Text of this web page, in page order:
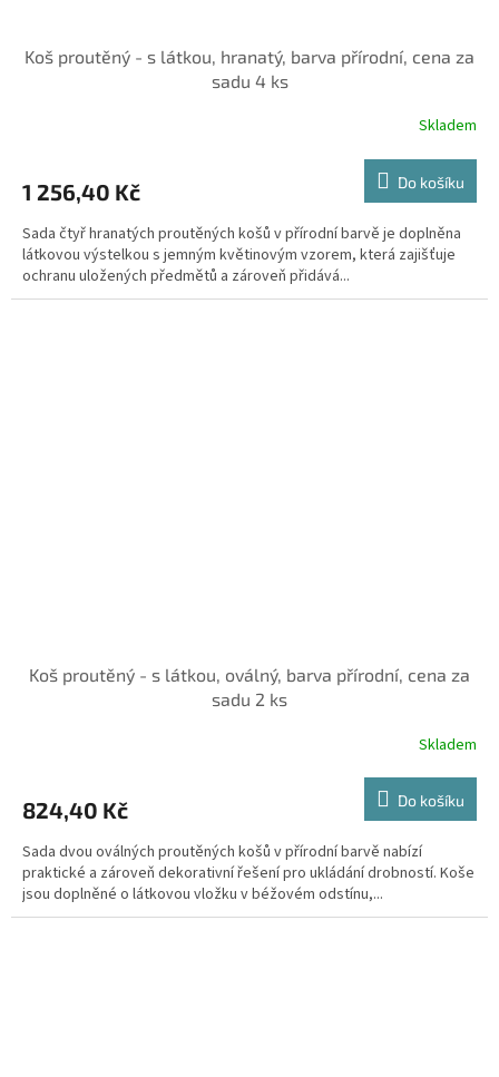
Koš proutěný - s látkou, hranatý, barva přírodní, cena za
sadu 4 ks
Skladem
1 256,40 Kč Do košíku
Sada čtyř hranatých proutěných košů v přírodní barvě je doplněna
látkovou výstelkou s jemným květinovým vzorem, která zajišťuje
ochranu uložených předmětů a zároveň přidává...
Koš proutěný - s látkou, oválný, barva přírodní, cena za
sadu 2 ks
Skladem
824,40 Kč Do košíku
Sada dvou oválných proutěných košů v přírodní barvě nabízí
praktické a zároveň dekorativní řešení pro ukládání drobností. Koše
jsou doplněné o látkovou vložku v béžovém odstínu,...